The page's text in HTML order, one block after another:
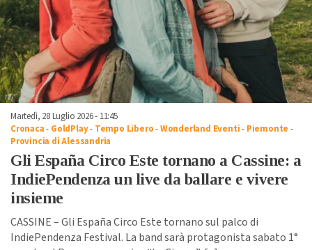
Martedì, 28 Luglio 2026 - 11:45
Cronaca- GoldPlay- Tempo Libero-Wonderland Eventi- Piemonte -
Provincia di Alessandria
Gli España Circo Este tornano a Cassine: a
IndiePendenza un live da ballare e vivere
insieme
CASSINE – Gli España Circo Este tornano sul palco di
IndiePendenza Festival. La band sarà protagonista sabato 1°